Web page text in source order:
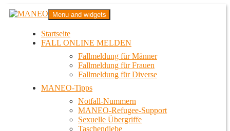
Zum
InhaltMANEO
Das schwule Anti-Gewalt-Projekt in Berlin
Menu and widgets
Startseite
FALL ONLINE MELDEN
Fallmeldung für Männer
Fallmeldung für Frauen
Fallmeldung für Diverse
MANEO-Tipps
Notfall-Nummern
MANEO-Refugee-Support
Sexuelle Übergriffe
Taschendiebe